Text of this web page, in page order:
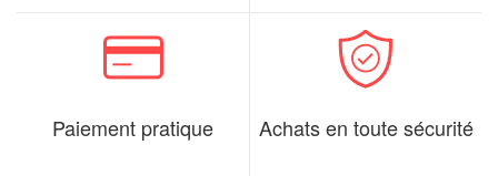
Paiement pratique Achats en toute sécurité